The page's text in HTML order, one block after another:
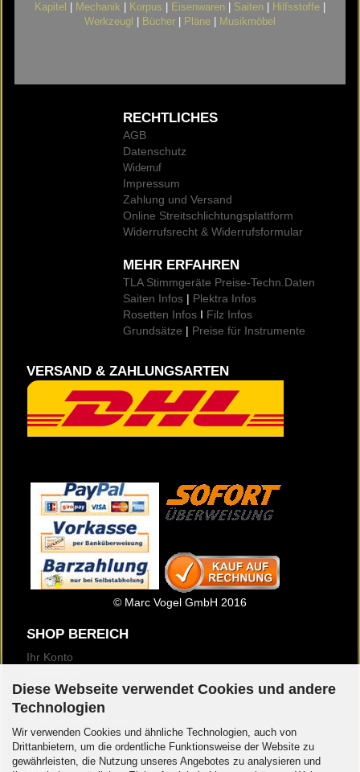
Diese Webseite verwendet Cookies und andere
Technologien
Wir verwenden Cookies und ähnliche Technologien, auch von
Drittanbietern, um die ordentliche Funktionsweise der Website zu
gewährleisten, die Nutzung unseres Angebotes zu analysieren und
Kapitel
Mechanik Korpus Eisenwaren Saiten Hilfsstoffe
Werkzeugl
Bücher Pläne Musikmöbel
RECHTLICHES
AGB
Datenschutz
Widerruf
Impressum
Zahlung und Versand
Online Streitschlichtungsplattform
Widerrufsrecht & Widerrufsformular
MEHR ERFAHREN
TLA Stimmgeräte Preise-Techn.Daten
Saiten Infos | Plektra Infos
Rosetten Infos I Filz Infos
Grundsätze | Preise für Instrumente
VERSAND & ZAHLUNGSARTEN
© Marc Vogel GmbH 2016
SHOP BEREICH
Ihr Konto
Merkzettel
Newsletter
Logout